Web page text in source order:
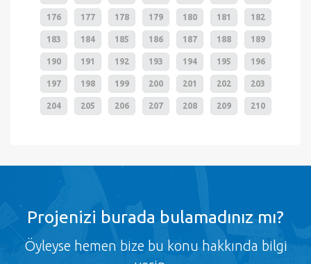
176 177 178 179 180 181 182
183 184 185 186 187 188 189
190 191 192 193 194 195 196
197 198 199 200 201 202 203
204 205 206 207 208 209 210
Projenizi burada bulamadınız mı?
Öyleyse hemen bize bu konu hakkında bilgi